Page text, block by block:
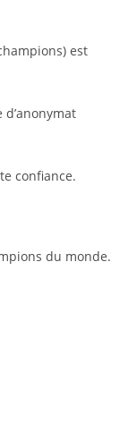
est
confiance.
du monde.